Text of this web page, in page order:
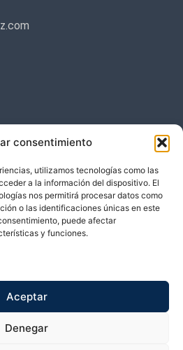
consentimiento
utilizamos tecnologías como las
a la información del dispositivo. El
nos permitirá procesar datos como
o las identificaciones únicas en este
puede afectar
y funciones.
Aceptar
Denegar
no dar mucho el
importantes.